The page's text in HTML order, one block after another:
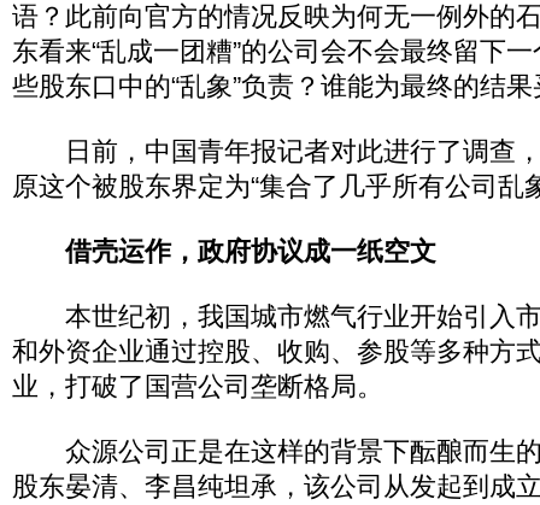
语？此前向官方的情况反映为何无一例外的
东看来“乱成一团糟”的公司会不会最终留下
些股东口中的“乱象”负责？谁能为最终的结
日前，中国青年报记者对此进行了调查
原这个被股东界定为“集合了几乎所有公司乱
借壳运作，政府协议成一纸空文
本世纪初，我国城市燃气行业开始引入
和外资企业通过控股、收购、参股等多种方
业，打破了国营公司垄断格局。
众源公司正是在这样的背景下酝酿而生
股东晏清、李昌纯坦承，该公司从发起到成